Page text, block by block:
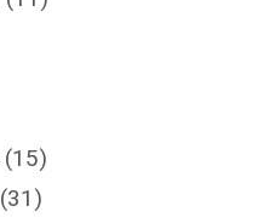
(15)
(31)